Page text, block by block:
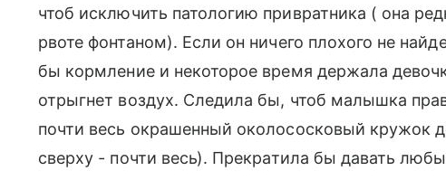
чтоб исключить патологию привратника ( она
рвоте фонтаном). Если он ничего плохого не
бы кормление и некоторое время держала
отрыгнет воздух. Следила бы, чтоб малышка
почти весь окрашенный околососковый кружок
сверху - почти весь). Прекратила бы давать